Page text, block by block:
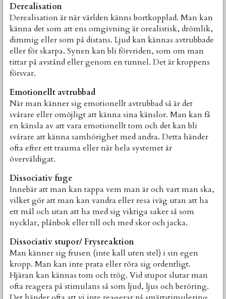
Derealisation
Derealisation är när världen känns bortkopplad. Man kan
känna det som att ens omgivning är orealistisk, drömlik,
dimmig eller som på distans. Ljud kan kännas avtrubbade
eller för skarpa. Synen kan bli förvriden, som om man
tittar på avstånd eller genom en tunnel. Det är kroppens
försvar.
Emotionellt avtrubbad
När man känner sig emotionellt avtrubbad så är det
svårare eller omöjligt att känna sina känslor. Man kan få
en känsla av att vara emotionellt tom och det kan bli
svårare att känna samhörighet med andra. Detta händer
ofta efter ett trauma eller när hela systemet är
överväldigat.
Dissociativ fuge
Innebär att man kan tappa vem man är och vart man ska,
vilket gör att man kan vandra eller resa iväg utan att ha
ett mål och utan att ha med sig viktiga saker så som
nycklar, plånbok eller till och med skor och jacka.
Dissociativ stupor/ Frysreaktion
Man känner sig frusen (inte kall uten stel) i sin egen
kropp. Man kan inte prata eller röra sig ordentligt.
Hjäran kan kännas tom och trög. Vid stupor slutar man
ofta reagera på stimulans så som ljud, ljus och beröring.